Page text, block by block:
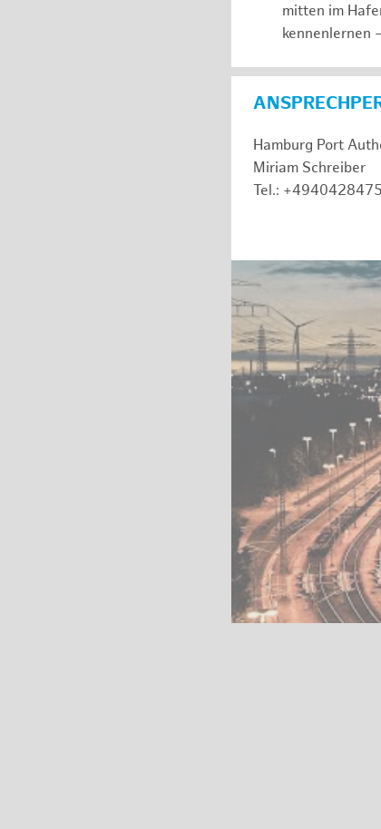
mitten im
kennenlernen
Hamburg Port
Miriam Schreiber
Tel.: